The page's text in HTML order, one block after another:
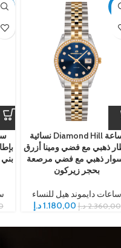
-
ساعة Diamond Hill نسائية
ذهبي مع فضي ومينا أزرق
ذهبي مع فضي مرصعة
بحجر زيركون
ساعات دايموند هيل للنساء
2.360,00 د.إ 1.180,00د.إ